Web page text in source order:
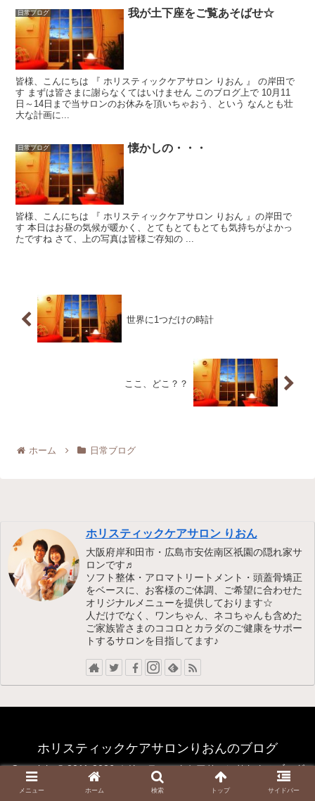
日常ブログ 我が土下座をご覧あそばせ☆
皆様、こんにちは 『 ホリスティックケアサロン りおん 』 の岸田で
す まずは皆さまに謝らなくてはいけません このブログ上で 10月11
日～14日まで当サロンのお休みを頂いちゃおう、という なんとも壮
大な計画に...
日常ブログ 懐かしの・・・
皆様、こんにちは 『 ホリスティックケアサロン りおん 』の岸田で
す 本日はお昼の気候が暖かく、とてもとてもとても気持ちがよかっ
たですね さて、上の写真は皆様ご存知の ...
世界に1つだけの時計
ここ、どこ？？
ホーム 日常ブログ
ホリスティックケアサロン りおん
大阪府岸和田市・広島市安佐南区祇園の隠れ家サ
ロンです♬
ソフト整体・アロマトリートメント・頭蓋骨矯正
をベースに、お客様のご体調、ご希望に合わせた
オリジナルメニューを提供しております☆
人だけでなく、ワンちゃん、ネコちゃんも含めた
ご家族皆さまのココロとカラダのご健康をサポー
トするサロンを目指してます♪
ホリスティックケアサロンりおんのブログ
Copyright © 2011-2026 ホリスティックケアサロンりおんのブログ
All Rights Reserved.
メニュー ホーム 検索 トップ サイドバー